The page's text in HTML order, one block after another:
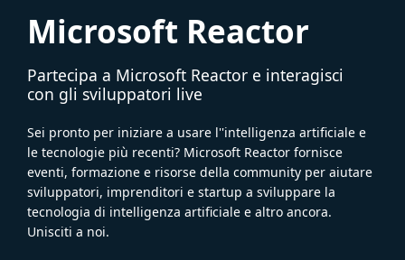
Microsoft Reactor
Partecipa a Microsoft Reactor e interagisci
con gli sviluppatori live
Sei pronto per iniziare a usare l''intelligenza artificiale e
le tecnologie più recenti? Microsoft Reactor fornisce
eventi, formazione e risorse della community per aiutare
sviluppatori, imprenditori e startup a sviluppare la
tecnologia di intelligenza artificiale e altro ancora.
Unisciti a noi.